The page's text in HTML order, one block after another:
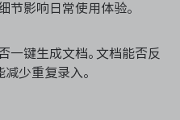
节影响日常使用体验。
一键生成文档。文档能否反
少重复录入。